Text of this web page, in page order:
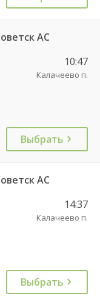
АС
10:47
Калачеево п.
Выбрать
АС
14:37
Калачеево п.
Выбрать